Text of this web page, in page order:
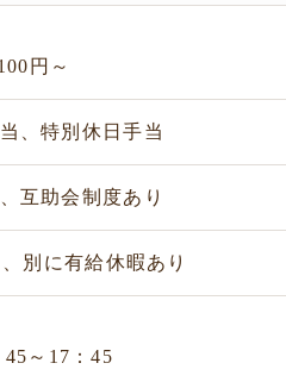
円～
、特別休日手当
互助会制度あり
別に有給休暇あり
～17：45